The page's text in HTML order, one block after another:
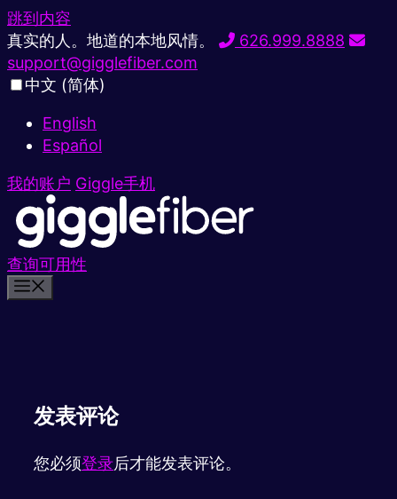
跳到内容
真实的人。地道的本地风情。
626.999.8888
support@gigglefiber.com
中文 (简体)
English
Español
我的账户 Giggle手机
查询可用性
发表评论
您必须登录后才能发表评论。